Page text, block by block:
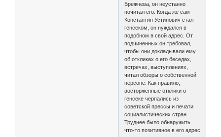
Брежнева, он неустанно
почитал его. Когда же сам
Константин Устинович стал
генсеком, он нуждался в
подобном в свой адрес. От
подчиненных он требовал,
чтобы они докладывали ему
об откликах о его беседах,
встречах, выступлениях,
читал обзоры о собственной
персоне. Как правило,
восторженные отклики о
генсеке черпались из
советской прессы и печати
социалистических стран.
Труднее было обнаружить
что-то позитивное в его адрес